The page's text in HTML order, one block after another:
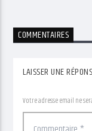
COMMENTAIRES
LAISSER UNE
Votre adresse email ne